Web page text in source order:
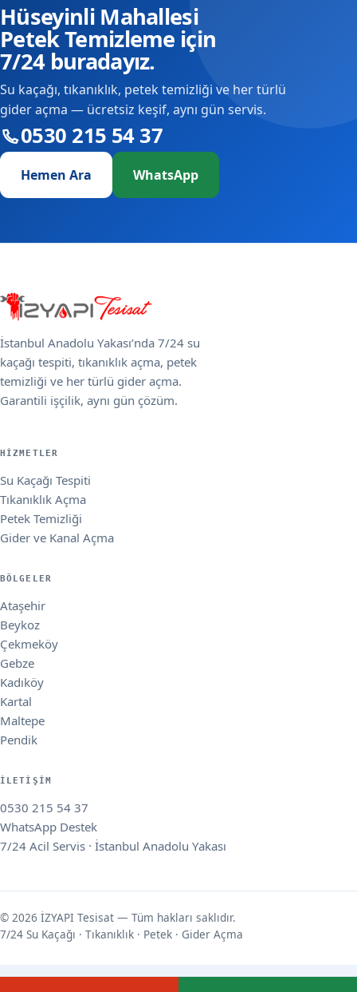
Hüseyinli Mahallesi
Petek Temizleme için
7/24 buradayız.
Su kaçağı, tıkanıklık, petek temizliği ve her türlü
gider açma — ücretsiz keşif, aynı gün servis.
0530 215 54 37
Hemen Ara WhatsApp
İstanbul Anadolu Yakası’nda 7/24 su
kaçağı tespiti, tıkanıklık açma, petek
temizliği ve her türlü gider açma.
Garantili işçilik, aynı gün çözüm.
HIZMETLER
Su Kaçağı Tespiti
Tıkanıklık Açma
Petek Temizliği
Gider ve Kanal Açma
BÖLGELER
Ataşehir
Beykoz
Çekmeköy
Gebze
Kadıköy
Kartal
Maltepe
Pendik
İLETIŞIM
0530 215 54 37
WhatsApp Destek
7/24 Acil Servis · İstanbul Anadolu Yakası
© 2026 İZYAPI Tesisat — Tüm hakları saklıdır.
7/24 Su Kaçağı · Tıkanıklık · Petek · Gider Açma